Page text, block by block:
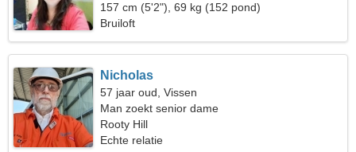
leven
157 cm (5'2"), 69 kg (152 pond)
Bruiloft
Nicholas
57 jaar oud, Vissen
Man zoekt senior dame
Rooty Hill
Echte relatie